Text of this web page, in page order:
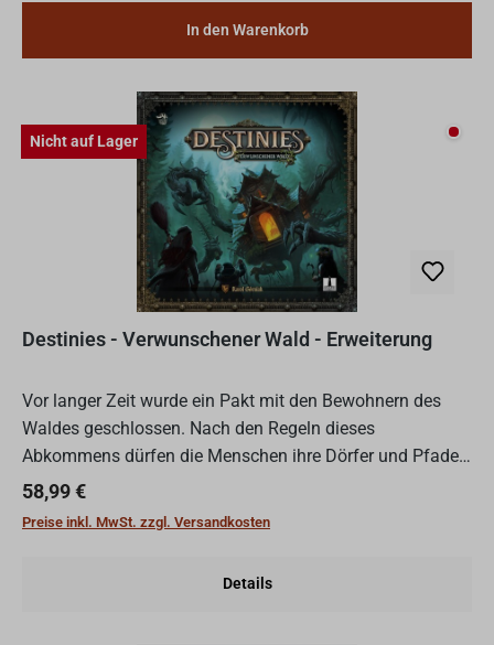
In den Warenkorb
Nicht auf Lager Nicht
Destinies - Verwunschener Wald - Erweiterung
Vor langer Zeit wurde ein Pakt mit den Bewohnern des
Waldes geschlossen. Nach den Regeln dieses
Abkommens dürfen die Menschen ihre Dörfer und Pfade
nicht verlassen, die wie Leuchtfeuer über den riesigen
Wald verstreut...
Regulärer Preis:
58,99 €
Preise inkl. MwSt. zzgl. Versandkosten
Details